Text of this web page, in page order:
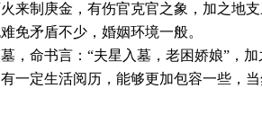
来制庚金，有伤官克官之象，加之地
免矛盾不少，婚姻环境一般。
，命书言：“夫星入墓，老困娇娘”，
一定生活阅历，能够更加包容一些，